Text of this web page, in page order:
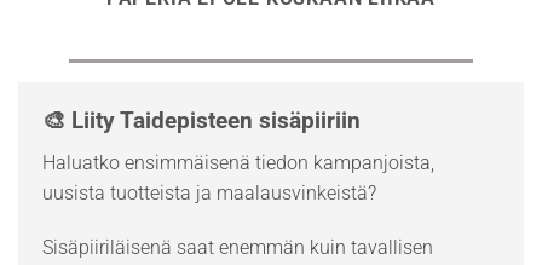
🎨 Liity Taidepisteen sisäpiiriin
Haluatko ensimmäisenä tiedon kampanjoista,
uusista tuotteista ja maalausvinkeistä?
Sisäpiiriläisenä saat enemmän kuin tavallisen